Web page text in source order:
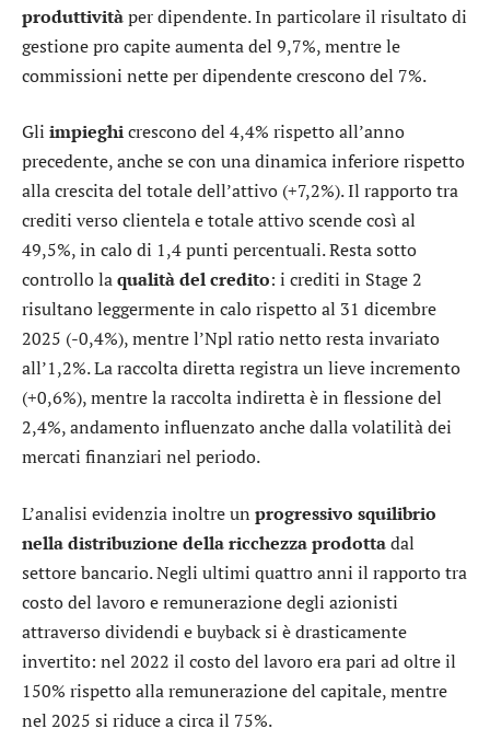
produttivitàper dipendente. In particolare il risultato di
gestione pro capite aumenta del 9,7%, mentre le
commissioni nette per dipendente crescono del 7%.
Gli impieghicrescono del 4,4% rispetto all’anno
precedente, anche se con una dinamica inferiore rispetto
alla crescita del totale dell’attivo (+7,2%). Il rapporto tra
crediti verso clientela e totale attivo scende così al
49,5%, in calo di 1,4 punti percentuali. Resta sotto
controllo laqualità del credito: i crediti in Stage 2
risultano leggermente in calo rispetto al 31 dicembre
2025 (-0,4%), mentre l’Npl ratio netto resta invariato
all’1,2%. La raccolta diretta registra un lieve incremento
(+0,6%), mentre la raccolta indiretta è in flessione del
2,4%, andamento influenzato anche dalla volatilità dei
mercati finanziari nel periodo.
L’analisi evidenzia inoltre un progressivo squilibrio
nella distribuzione della ricchezza prodottadal
settore bancario. Negli ultimi quattro anni il rapporto tra
costo del lavoro e remunerazione degli azionisti
attraverso dividendi e buyback si è drasticamente
invertito: nel 2022 il costo del lavoro era pari ad oltre il
150% rispetto alla remunerazione del capitale, mentre
nel 2025 si riduce a circa il 75%.